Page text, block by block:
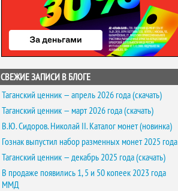
СВЕЖИЕ ЗАПИСИ В БЛОГЕ
Таганский ценник — апрель 2026 года (скачать)
Таганский ценник — март 2026 года (скачать)
В.Ю. Сидоров. Николай II. Каталог монет (новинка)
Гознак выпустил набор разменных монет 2025 года
Таганский ценник — декабрь 2025 года (скачать)
В продаже появились 1, 5 и 50 копеек 2023 года
ММД